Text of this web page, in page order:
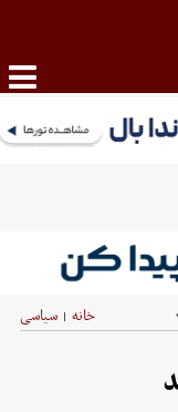
خانه | سیاسی